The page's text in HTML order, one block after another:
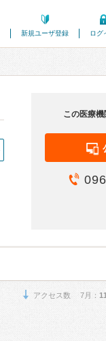
新規ユーザ登録 ログ
この医療
アクセス数 7月：